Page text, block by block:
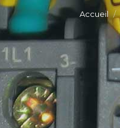
Accueil